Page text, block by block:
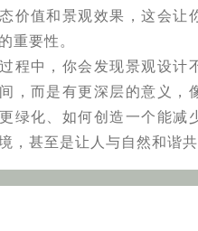
价值和景观效果，这会让
重要性。
程中，你会发现景观设计
，而是有更深层的意义，
绿化、如何创造一个能减
，甚至是让人与自然和谐共